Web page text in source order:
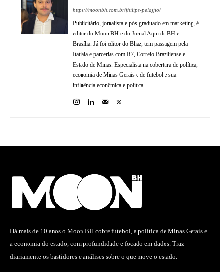
https://moonbh.com.br/fhilipe-pelajjio/
Publicitário, jornalista e pós-graduado em marketing, é
editor do Moon BH e do Jornal Aqui de BH e
Brasília. Já foi editor do Bhaz, tem passagem pela
Itatiaia e parcerias com R7, Correio Braziliense e
Estado de Minas. Especialista na cobertura de política,
economia de Minas Gerais e de futebol e sua
influência econômica e política.
Há mais de 10 anos o Moon BH cobre futebol, a política de Minas Gerais e
a economia do estado, com profundidade e focado em dados. Traz
diariamente os bastidores e análises sobre o que move o estado.